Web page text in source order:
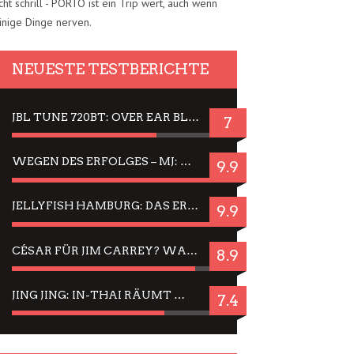
schrill - PORTO ist ein Trip wert, auch wenn
Dinge nerven.
NEUESTE TESTBERICHTE
JBL TUNE 720BT: OVER EAR BLUETOOTH KOPFHÖRER UM DIE 50,-€ IM DAUER-TEST 7
WEGEN DES ERFOLGES – MJ: MICHAEL JACKSON MUSICAL IN EINER MATINEE SEHEN 9.9
JELLYFISH HAMBURG: DAS ERFOLGREICHE SOMMER-MENÜ 2025 IN GEFÜHLEN UND BILDERN 9.9
CÉSAR FÜR JIM CARREY? WARUM DAS EINER DER NERVIGSTEN ACTORS IST UND BLEIBT 8.9
JING JING: IN-THAI RÄUMT WIEDER TITEL AB – EIN ZWEI-STUNDEN-ERLEBNISBERICHT 7.4